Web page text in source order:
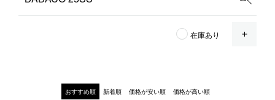
1LDK STAND
在庫あり
おすすめ順 新着順 価格が安い順 価格が高い順